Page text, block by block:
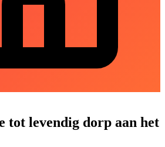
tot levendig dorp aan het